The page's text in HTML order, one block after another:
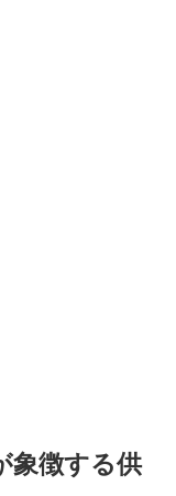
象徴する供